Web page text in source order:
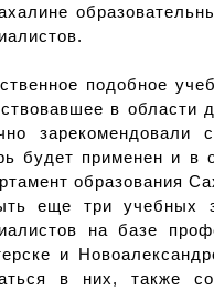
подобное
в области
будет применен и в
образования
еще три учебных
на базе
и
в них, также